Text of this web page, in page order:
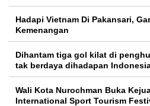
Hadapi Vietnam Di Pakansari,
Kemenangan
Dihantam tiga gol kilat di
tak berdaya dihadapan
Wali Kota Nurochman Buka
International Sport Tourism